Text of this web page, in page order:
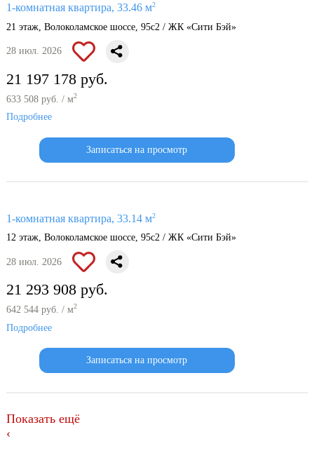
1-комнатная квартира, 33.46 м2
21 этаж, Волоколамское шоссе, 95с2 / ЖК «Сити Бэй»
28 июл. 2026
21 197 178 руб.
633 508 руб. / м2
Подробнее
Записаться на просмотр
1-комнатная квартира, 33.14 м2
12 этаж, Волоколамское шоссе, 95с2 / ЖК «Сити Бэй»
28 июл. 2026
21 293 908 руб.
642 544 руб. / м2
Подробнее
Записаться на просмотр
Показать ещё
‹